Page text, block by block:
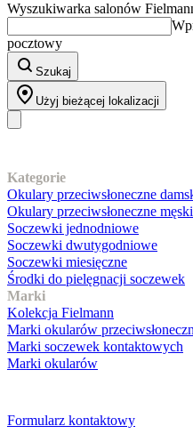
Wyszukiwarka salonów
pocztowy
Szukaj
Użyj bieżącej lokalizacji
Kategorie
Okulary przeciwsłoneczne
Okulary przeciwsłoneczne
Soczewki jednodniowe
Soczewki dwutygodniowe
Soczewki miesięczne
Środki do pielęgnacji soczewek
Marki
Kolekcja Fielmann
Marki okularów
Marki soczewek kontaktowych
Marki okularów
Formularz kontaktowy